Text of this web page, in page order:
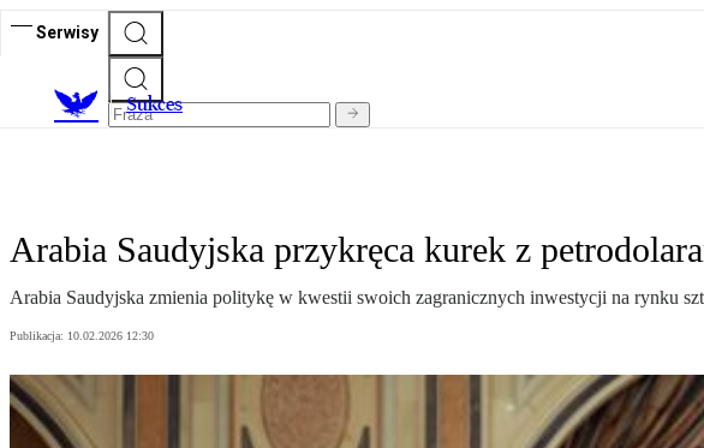
Serwisy
Sukces
Arabia Saudyjska przykręca kurek z
Arabia Saudyjska zmienia politykę w kwestii swoich zagranicznych inwestycji na rynku
Publikacja: 10.02.2026 12:30